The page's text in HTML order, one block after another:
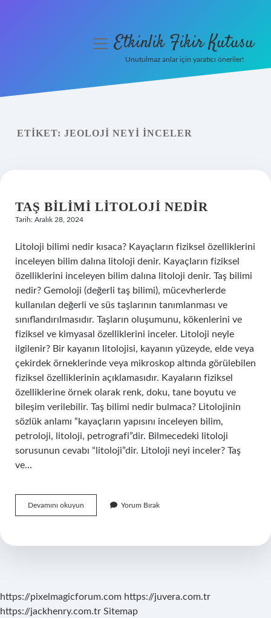
Yasal Uyarı
menüyüEtkinlik Fikir Kutusu
Unutulmaz anlar için yaratıcı öneriler!
ETIKET: JEOLOJI NEYI INCELER
TAŞ BILIMI LITOLOJI NEDIR
Tarih: Aralık 28, 2024
Litoloji bilimi nedir kısaca? Kayaçların fiziksel özelliklerini
inceleyen bilim dalına litoloji denir. Kayaçların fiziksel
özelliklerini inceleyen bilim dalına litoloji denir. Taş bilimi
nedir? Gemoloji (değerli taş bilimi), mücevherlerde
kullanılan değerli ve süs taşlarının tanımlanması ve
sınıflandırılmasıdır. Taşların oluşumunu, kökenlerini ve
fiziksel ve kimyasal özelliklerini inceler. Litoloji neyle
ilgilenir? Bir kayanın litolojisi, kayanın yüzeyde, elde veya
çekirdek örneklerinde veya mikroskop altında görülebilen
fiziksel özelliklerinin açıklamasıdır. Kayaların fiziksel
özelliklerine örnek olarak renk, doku, tane boyutu ve
bileşim verilebilir. Taş bilimi nedir bulmaca? Litolojinin
sözlük anlamı “kayaçların yapısını inceleyen bilim,
petroloji, litoloji, petrografi”dir. Bilmecedeki litoloji
sorusunun cevabı “litoloji”dir. Litoloji neyi inceler? Taş
ve…
Devamını okuyun
Bilimi
Yorum Bırak
https://pixelmagicforum.com https://juvera.com.tr
https://jackhenry.com.tr Sitemap